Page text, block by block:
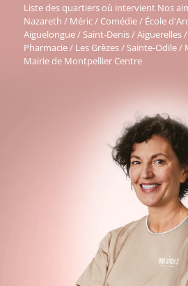
Liste des quartiers où intervient Nos
Nazareth / Méric / Comédie / École
Aiguelongue / Saint-Denis / Aiguerelles
Pharmacie / Les Grèzes / Sainte-Odile
Mairie de Montpellier Centre